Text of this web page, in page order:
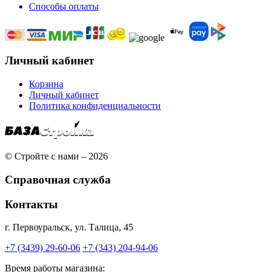
Способы оплаты
Личный кабинет
Корзина
Личный кабинет
Политика конфиденциальности
© Стройте с нами – 2026
Справочная служба
Контакты
г. Первоуральск, ул. Талица, 45
+7 (3439) 29-60-06 +7 (343) 204-94-06
Время работы магазина: